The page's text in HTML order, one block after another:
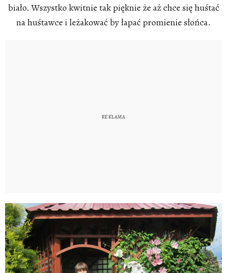
biało. Wszystko kwitnie tak pięknie że aż chce się huśtać
na huśtawce i leżakować by łapać promienie słońca.